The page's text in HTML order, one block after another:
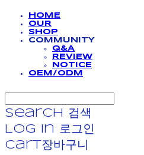
HOME
OUR
SHOP
COMMUNITY
Q&A
REVIEW
NOTICE
OEM/ODM
Search
검색
Log In
로그인
Cart장바구니